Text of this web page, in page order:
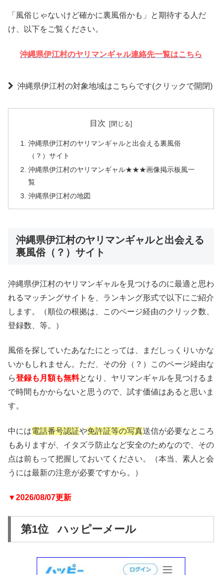
「風俗じゃないけど確かに裏風俗かも」と期待する人だ
け、以下をご覧ください。
沖縄県伊江村のヤリマンギャル連絡先一覧はこちら
沖縄県伊江村の対象地域はこちらです(クリックで開閉)
目次
沖縄県伊江村のヤリマンギャルと出会える裏風俗
（？）サイト
沖縄県伊江村のヤリマンギャル★★★画像掲示板風一
覧
沖縄県伊江村の地図
沖縄県伊江村のヤリマンギャルと出会える
裏風俗（？）サイト
沖縄県伊江村のヤリマンギャルを見つけるのに最適と思わ
れるマッチングサイトを、ランキング形式で以下にご紹介
します。（順位の根拠は、このページ経由のクリック数、
登録数、等。）
風俗を探していたあなたにとっては、まだしっくりいかな
いかもしれません。ただ、その分（？）このページ経由な
ら登録も月額も無料となり、ヤリマンギャルを見つけるま
で時間もかからないと思うので、試す価値はあると思いま
す。
中には電話番号認証や免許証等の写真送信が必要なところ
もありますが、イタズラ防止など安全のためなので、その
点は前もって把握しておいてください。（本当、素人と会
うには最新の注意が必要ですから。）
▼2026/08/07更新
第1位 ハッピーメール